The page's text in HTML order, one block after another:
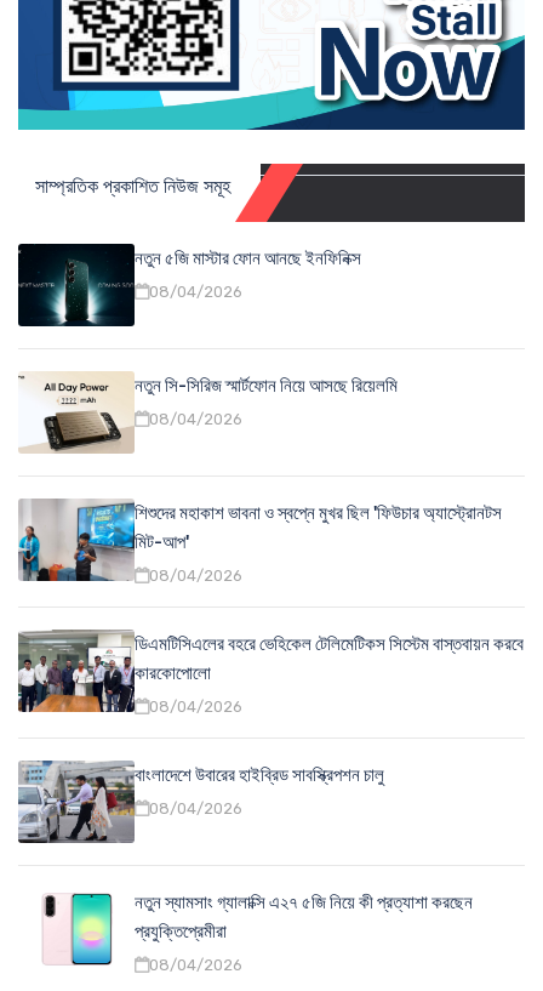
সাম্প্রতিক প্রকাশিত নিউজ সমূহ
নতুন ৫জি মাস্টার ফোন আনছে ইনফিনিক্স
08/04/2026
নতুন সি-সিরিজ স্মার্টফোন নিয়ে আসছে রিয়েলমি
08/04/2026
শিশুদের মহাকাশ ভাবনা ও স্বপ্নে মুখর ছিল 'ফিউচার অ্যাস্ট্রোনটস
মিট-আপ'
08/04/2026
ডিএমটিসিএলের বহরে ভেহিকেল টেলিমেটিকস সিস্টেম বাস্তবায়ন করবে
কারকোপোলো
08/04/2026
বাংলাদেশে উবারের হাইব্রিড সাবস্ক্রিপশন চালু
08/04/2026
নতুন স্যামসাং গ্যালাক্সি এ২৭ ৫জি নিয়ে কী প্রত্যাশা করছেন
প্রযুক্তিপ্রেমীরা
08/04/2026